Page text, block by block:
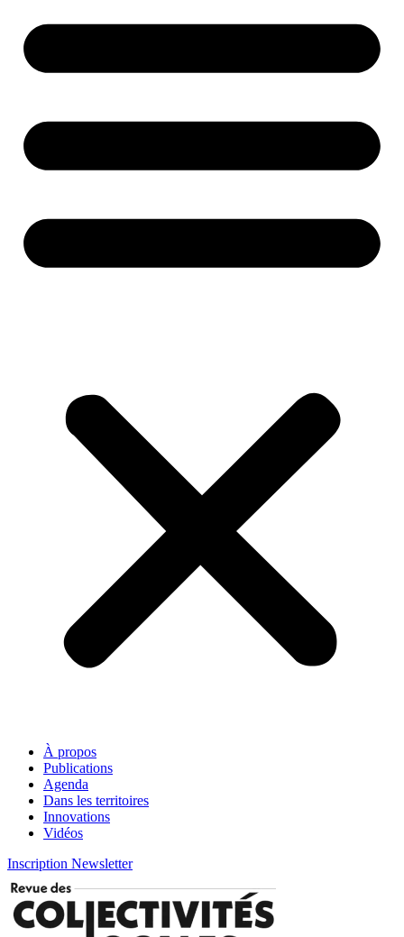
À propos
Publications
Agenda
Dans les territoires
Innovations
Vidéos
Inscription Newsletter